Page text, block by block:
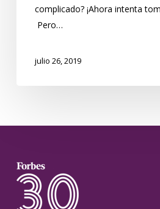
complicado? ¡Ahora intenta
Pero…
julio 26, 2019